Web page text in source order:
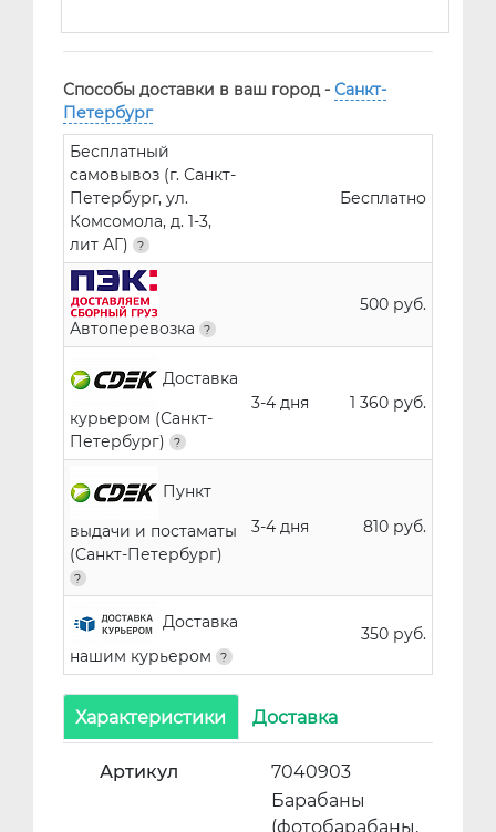
Способы доставки в ваш город - Санкт-
Петербург
Бесплатный
самовывоз (г. Санкт-
Петербург, ул.
Комсомола, д. 1-3,
лит АГ)
Бесплатно
Автоперевозка
500 руб.
Доставка
курьером (Санкт-
Петербург)
3-4 дня 1 360 руб.
Пункт
выдачи и постаматы
(Санкт-Петербург)
3-4 дня 810 руб.
Доставка
нашим курьером
350 руб.
Характеристики Доставка
Артикул 7040903
Барабаны
(фотобарабаны,